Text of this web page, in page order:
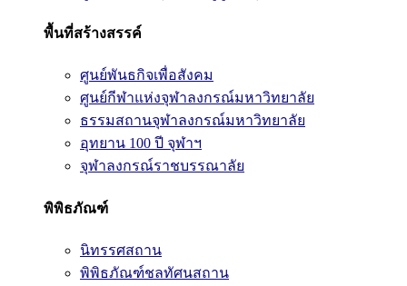
พื้นที่สร้างสรรค์
ศูนย์พันธกิจเพื่อสังคม
ศูนย์กีฬาแห่งจุฬาลงกรณ์มหาวิทยาลัย
ธรรมสถานจุฬาลงกรณ์มหาวิทยาลัย
อุทยาน 100 ปี จุฬาฯ
จุฬาลงกรณ์ราชบรรณาลัย
พิพิธภัณฑ์
นิทรรศสถาน
พิพิธภัณฑ์ชลทัศนสถาน